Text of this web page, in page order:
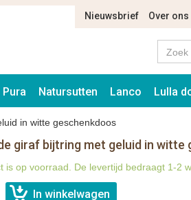
Nieuwsbrief Over ons
Pura Natursutten Lanco Lulla
in witte geschenkdoos
giraf bijtring met geluid in witte
is op voorraad. De levertijd bedraagt 1-2